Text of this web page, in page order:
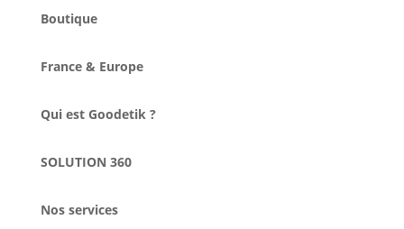
Boutique
France & Europe
Qui est Goodetik ?
SOLUTION 360
Nos services